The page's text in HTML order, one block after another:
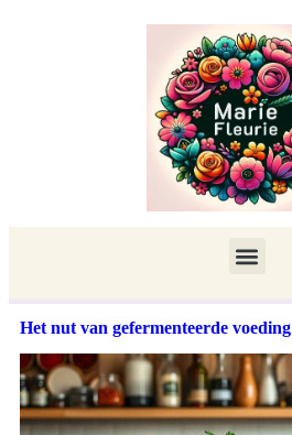
Het nut van gefermenteerde voeding